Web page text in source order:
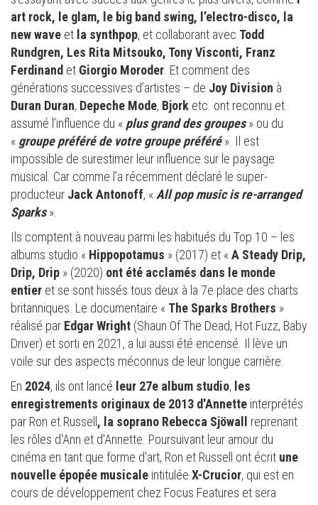
art rock, le glam, le big band swing, l’electro-disco, la
new wave et la synthpop, et collaborant avec Todd
Rundgren, Les Rita Mitsouko, Tony Visconti, Franz
Ferdinand et Giorgio Moroder. Et comment des
générations successives d’artistes – de Joy Division à
Duran Duran, Depeche Mode, Bjork etc. ont reconnu et
assumé l’influence du « plus grand des groupes» ou du
« groupe préféré de votre groupe préféré». Il est
impossible de surestimer leur influence sur le paysage
musical. Car comme l’a récemment déclaré le super-
producteur Jack Antonoff, «All pop music is re-arranged
Sparks».
Ils comptent à nouveau parmi les habitués du Top 10 – les
albums studio « Hippopotamus » (2017) et «A Steady Drip,
Drip, Drip » (2020) ont été acclamés dans le monde
entier et se sont hissés tous deux à la 7e place des charts
britanniques. Le documentaire « The Sparks Brothers »
réalisé par Edgar Wright (Shaun Of The Dead, Hot Fuzz, Baby
Driver) et sorti en 2021, a lui aussi été encensé. Il lève un
voile sur des aspects méconnus de leur longue carrière.
En 2024, ils ont lancé leur 27e album studio, les
enregistrements originaux de 2013 d'Annette interprétés
par Ron et Russell , la soprano Rebecca Sjöwall
reprenant
les rôles d'Ann et d'Annette. Poursuivant leur amour du
cinéma en tant que forme d'art, Ron et Russell ont écrit une
nouvelle épopée musicale intitulée X-Crucior, qui est en
cours de développement chez Focus Features et sera